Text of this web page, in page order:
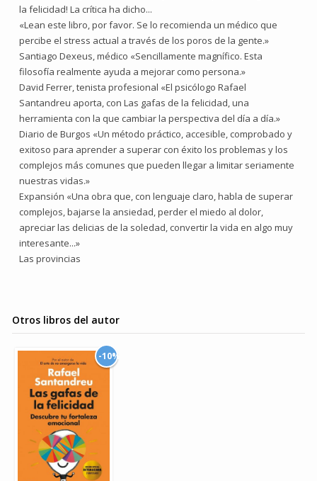
la felicidad! La crítica ha dicho...
«Lean este libro, por favor. Se lo recomienda un médico que
percibe el stress actual a través de los poros de la gente.»
Santiago Dexeus, médico «Sencillamente magnífico. Esta
filosofía realmente ayuda a mejorar como persona.»
David Ferrer, tenista profesional «El psicólogo Rafael
Santandreu aporta, con Las gafas de la felicidad, una
herramienta con la que cambiar la perspectiva del día a día.»
Diario de Burgos «Un método práctico, accesible, comprobado y
exitoso para aprender a superar con éxito los problemas y los
complejos más comunes que pueden llegar a limitar seriamente
nuestras vidas.»
Expansión «Una obra que, con lenguaje claro, habla de superar
complejos, bajarse la ansiedad, perder el miedo al dolor,
apreciar las delicias de la soledad, convertir la vida en algo muy
interesante...»
Las provincias
Otros libros del autor
-10%